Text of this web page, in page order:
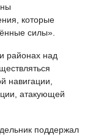
которые
силы».
районах над
навигации,
атакующей
поддержал